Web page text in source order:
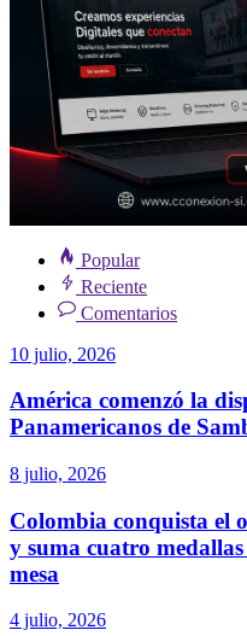
Popular
Reciente
Comentarios
10 julio, 2026
América comenzó la
Panamericanos de
8 julio, 2026
Colombia conquista el
y suma cuatro
mesa
4 julio, 2026